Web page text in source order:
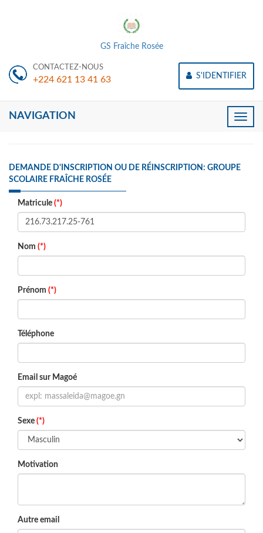
GS Fraîche Rosée
CONTACTEZ-NOUS
+224 621 13 41 63 S'IDENTIFIER
Toggle
NAVIGATION
DEMANDE D'INSCRIPTION OU DE RÉINSCRIPTION: GROUPE
SCOLAIRE FRAÎCHE ROSÉE
Matricule (*)
Nom (*)
Prénom (*)
Téléphone
Email sur Magoé
Sexe (*)
Motivation
Autre email